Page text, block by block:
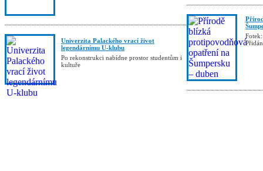
Univerzita Palackého vrací život
legendárnímu U-klubu
Po rekonstrukci nabídne prostor studentům i
kultuře